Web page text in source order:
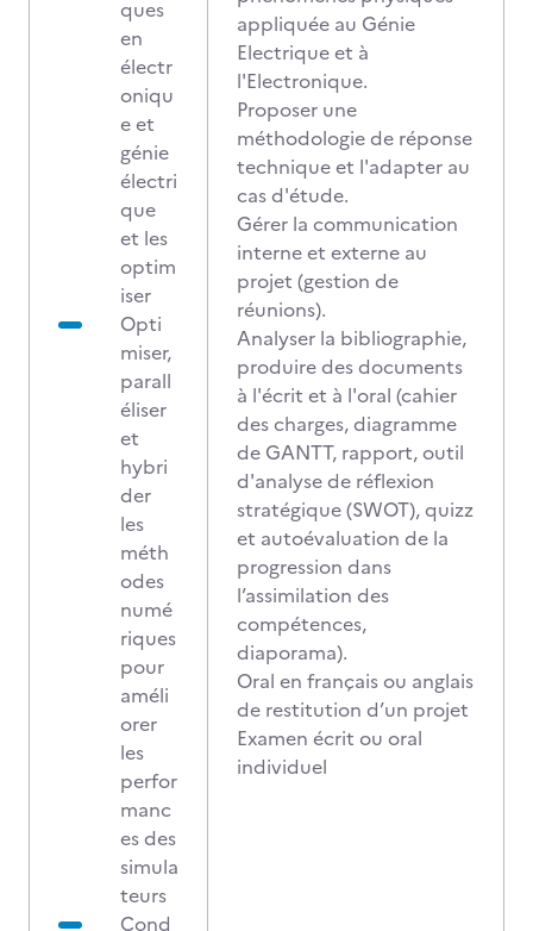
ques
en
électr
oniqu
e et
génie
électri
que
et les
optim
iser
Opti
miser,
parall
éliser
et
hybri
der
les
méth
odes
numé
riques
pour
améli
orer
les
perfor
manc
es des
simula
teurs
Cond
appliquée au Génie
Electrique et à
l'Electronique.
Proposer une
méthodologie de réponse
technique et l'adapter au
cas d'étude.
Gérer la communication
interne et externe au
projet (gestion de
réunions).
Analyser la bibliographie,
produire des documents
à l'écrit et à l'oral (cahier
des charges, diagramme
de GANTT, rapport, outil
d'analyse de réflexion
stratégique (SWOT), quizz
et autoévaluation de la
progression dans
l’assimilation des
compétences,
diaporama).
Oral en français ou anglais
de restitution d’un projet
Examen écrit ou oral
individuel